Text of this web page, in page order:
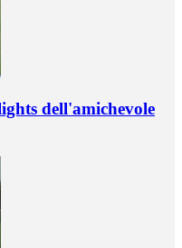
dell'amichevole